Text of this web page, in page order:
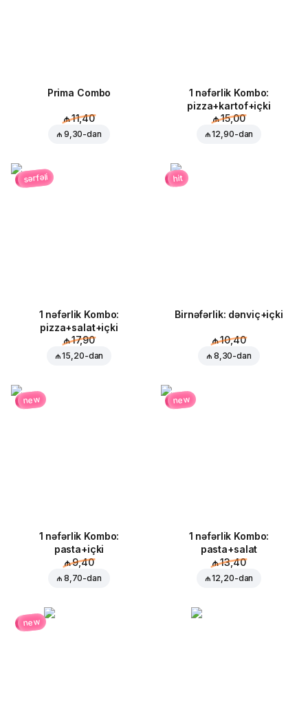
Prima Combo
₼ 11,40
₼ 9,30-dan
1 nəfərlik Kombo:
pizza+kartof+içki
₼ 15,00
₼ 12,90-dan
sərfəli
1 nəfərlik Kombo:
pizza+salat+içki
₼ 17,90
₼ 15,20-dan
hit
Birnəfərlik: dənviç+içki
₼ 10,40
₼ 8,30-dan
new
1 nəfərlik Kombo:
pasta+içki
₼ 9,40
₼ 8,70-dan
new
1 nəfərlik Kombo:
pasta+salat
₼ 13,40
₼ 12,20-dan
new